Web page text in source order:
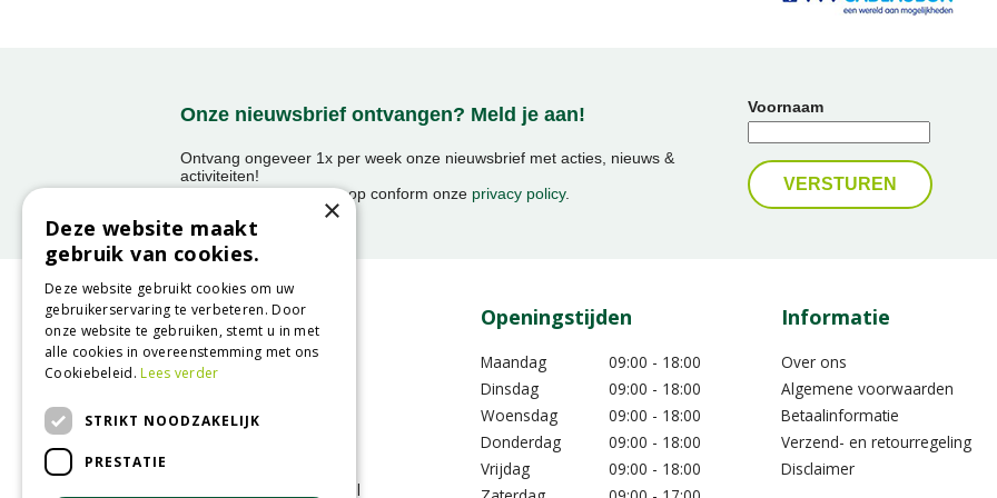
Onze nieuwsbrief ontvangen? Meld je aan!
Ontvang ongeveer 1x per week onze nieuwsbrief met acties, nieuws &
activiteiten!
We slaan uw gegevens op conform onze privacy policy.
Voornaam
Contact
GroenRijk Raalte
8102RS Raalte
info@raalte.groenrijk.nl
Openingstijden
Maandag
09:00 - 18:00
Dinsdag
09:00 - 18:00
Woensdag
09:00 - 18:00
Donderdag
09:00 - 18:00
Vrijdag
09:00 - 18:00
Informatie
Over ons
Algemene voorwaarden
Betaalinformatie
Verzend- en retourregeling
Disclaimer
×
Deze website maakt
gebruik van cookies.
Deze website gebruikt cookies om uw
gebruikerservaring te verbeteren. Door
onze website te gebruiken, stemt u in met
alle cookies in overeenstemming met ons
Cookiebeleid.Lees verder
STRIKT NOODZAKELIJK
PRESTATIE